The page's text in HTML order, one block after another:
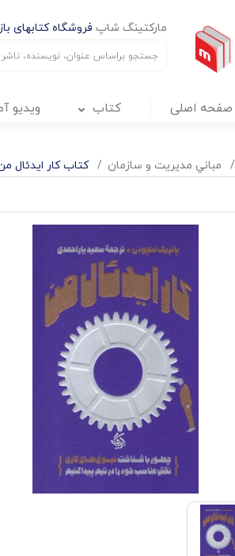
مارکتینگ شاپ فروشگاه کتابهای
صفحه اصلی کتاب ویدیو
مباني مديريت و سازمان کتاب کار ایدئال